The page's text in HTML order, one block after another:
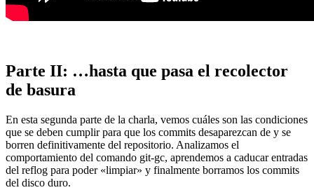
Parte II: …hasta que pasa el recolector
de basura
En esta segunda parte de la charla, vemos cuáles son las condiciones
que se deben cumplir para que los commits desaparezcan de y se
borren definitivamente del repositorio. Analizamos el
comportamiento del comando git-gc, aprendemos a caducar entradas
del reflog para poder «limpiar» y finalmente borramos los commits
del disco duro.